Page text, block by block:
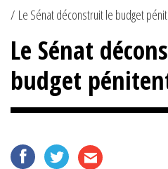
Le Sénat déconstruit le budget
Le Sénat
budget